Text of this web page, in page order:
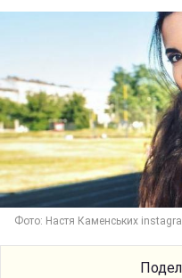
Фото: Настя Каменських